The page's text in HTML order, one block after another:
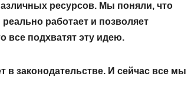
ресурсов. Мы поняли, что
работает и позволяет
все подхватят эту идею.
в законодательстве. И сейчас все мы